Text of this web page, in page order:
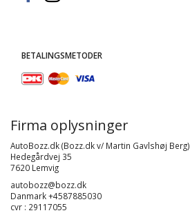
BETALINGSMETODER
Firma oplysninger
AutoBozz.dk (Bozz.dk v/ Martin Gavlshøj Berg)
Hedegårdvej 35
7620 Lemvig
autobozz@bozz.dk
Danmark +4587885030
cvr : 29117055